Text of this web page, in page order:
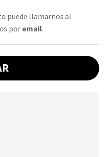
puede llamarnos al
por email.